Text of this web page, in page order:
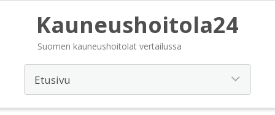
Kauneushoitola24
Suomen kauneushoitolat vertailussa